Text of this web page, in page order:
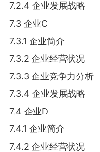
7.2.4 企业发展战略
7.3 企业C
7.3.1 企业简介
7.3.2 企业经营状况
7.3.3 企业竞争力分析
7.3.4 企业发展战略
7.4 企业D
7.4.1 企业简介
7.4.2 企业经营状况